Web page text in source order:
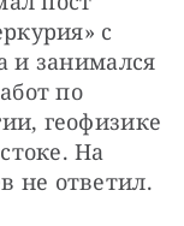
с
и занимался
по
геофизике
На
не ответил.